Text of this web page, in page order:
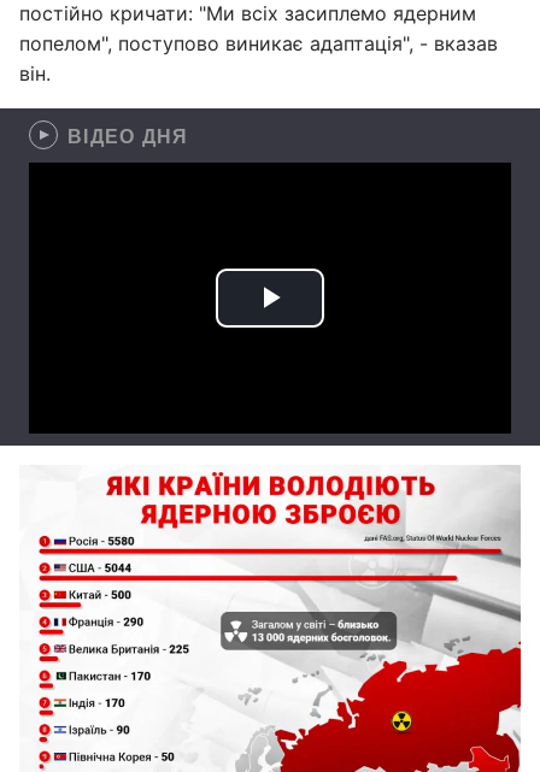
постійно кричати: "Ми всіх засиплемо ядерним
попелом", поступово виникає адаптація", - вказав
він.
ВІДЕО ДНЯ